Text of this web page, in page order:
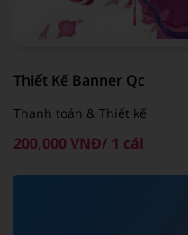
Thiết Kế Banner Qc
Thanh toán & Thiết kế
200,000 VNĐ/ 1 cái